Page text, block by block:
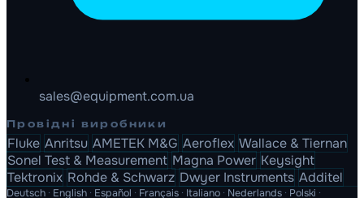
sales@equipment.com.ua
Провідні виробники
Fluke Anritsu AMETEK M&G Aeroflex Wallace & Tiernan
Sonel Test & Measurement Magna Power Keysight
Tektronix Rohde & Schwarz Dwyer Instruments Additel
Deutsch · English · Español · Français · Italiano · Nederlands · Polski ·